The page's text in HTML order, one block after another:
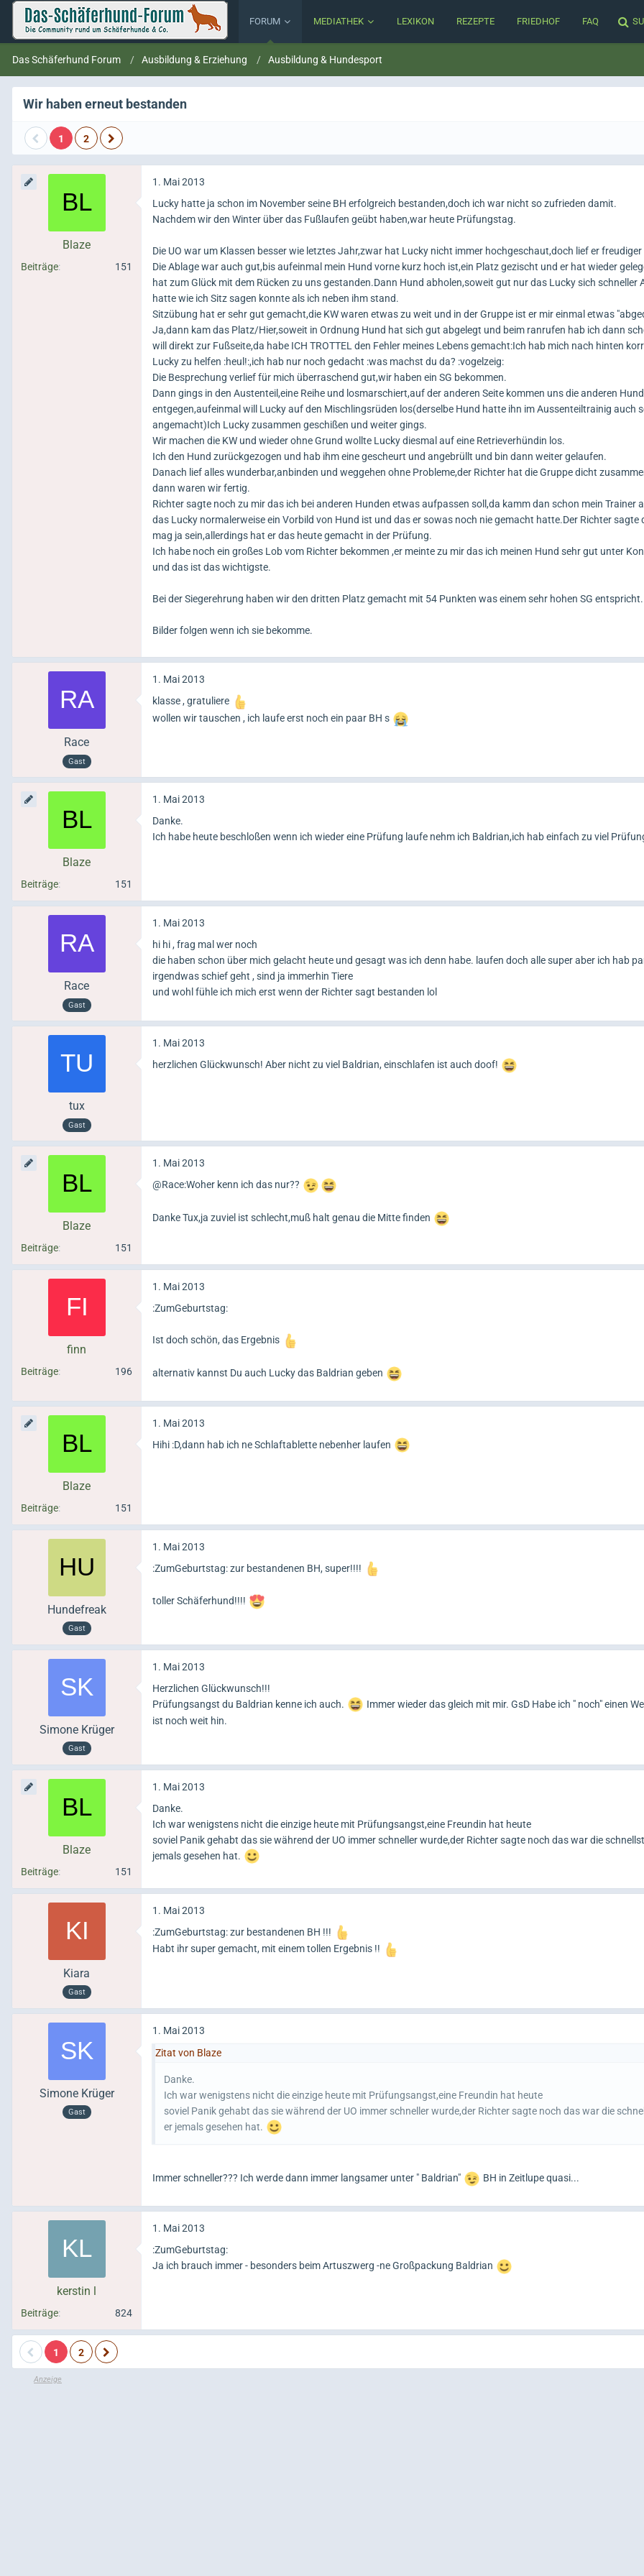
FORUM MEDIATHEK LEXIKON REZEPTE FRIEDHOF FAQ
Das Schäferhund Forum Ausbildung & Erziehung Ausbildung & Hundesport
Wir haben erneut bestanden
1 2
Blaze
Beiträge 151
1. Mai 2013
Lucky hatte ja schon im November seine BH erfolgreich bestanden,doch ich war nicht so zufrieden damit.
Nachdem wir den Winter über das Fußlaufen geübt haben,war heute Prüfungstag.
Die UO war um Klassen besser wie letztes Jahr,zwar hat Lucky nicht immer hochgeschaut,doch lief er freudiger
Die Ablage war auch gut,bis aufeinmal mein Hund vorne kurz hoch ist,ein Platz gezischt und er hat wieder
hat zum Glück mit dem Rücken zu uns gestanden.Dann Hund abholen,soweit gut nur das Lucky sich schneller
hatte wie ich Sitz sagen konnte als ich neben ihm stand.
Sitzübung hat er sehr gut gemacht,die KW waren etwas zu weit und in der Gruppe ist er mir einmal etwas
Ja,dann kam das Platz/Hier,soweit in Ordnung Hund hat sich gut abgelegt und beim ranrufen hab ich dann
will direkt zur Fußseite,da habe ICH TROTTEL den Fehler meines Lebens gemacht:Ich hab mich nach hinten
Lucky zu helfen :heul!:,ich hab nur noch gedacht :was machst du da? :vogelzeig:
Die Besprechung verlief für mich überraschend gut,wir haben ein SG bekommen.
Dann gings in den Austenteil,eine Reihe und losmarschiert,auf der anderen Seite kommen uns die anderen
entgegen,aufeinmal will Lucky auf den Mischlingsrüden los(derselbe Hund hatte ihn im Aussenteiltrainig auch
angemacht)Ich Lucky zusammen geschißen und weiter gings.
Wir machen die KW und wieder ohne Grund wollte Lucky diesmal auf eine Retrieverhündin los.
Ich den Hund zurückgezogen und hab ihm eine gescheurt und angebrüllt und bin dann weiter gelaufen.
Danach lief alles wunderbar,anbinden und weggehen ohne Probleme,der Richter hat die Gruppe dicht
dann waren wir fertig.
Richter sagte noch zu mir das ich bei anderen Hunden etwas aufpassen soll,da kamm dan schon mein Trainer
das Lucky normalerweise ein Vorbild von Hund ist und das er sowas noch nie gemacht hatte.Der Richter sagte
mag ja sein,allerdings hat er das heute gemacht in der Prüfung.
Ich habe noch ein großes Lob vom Richter bekommen ,er meinte zu mir das ich meinen Hund sehr gut unter
und das ist das wichtigste.
Bei der Siegerehrung haben wir den dritten Platz gemacht mit 54 Punkten was einem sehr hohen SG entspricht.
Bilder folgen wenn ich sie bekomme.
Race
Gast
1. Mai 2013
klasse , gratuliere
wollen wir tauschen , ich laufe erst noch ein paar BH s
Blaze
Beiträge 151
1. Mai 2013
Danke.
Ich habe heute beschloßen wenn ich wieder eine Prüfung laufe nehm ich Baldrian,ich hab einfach zu viel
Race
Gast
1. Mai 2013
hi hi , frag mal wer noch
die haben schon über mich gelacht heute und gesagt was ich denn habe. laufen doch alle super aber ich hab
irgendwas schief geht , sind ja immerhin Tiere
und wohl fühle ich mich erst wenn der Richter sagt bestanden lol
tux
Gast
1. Mai 2013
herzlichen Glückwunsch! Aber nicht zu viel Baldrian, einschlafen ist auch doof!
Blaze
Beiträge 151
1. Mai 2013
@Race:Woher kenn ich das nur??
Danke Tux,ja zuviel ist schlecht,muß halt genau die Mitte finden
finn
Beiträge 196
1. Mai 2013
:ZumGeburtstag:
Ist doch schön, das Ergebnis
alternativ kannst Du auch Lucky das Baldrian geben
Blaze
Beiträge 151
1. Mai 2013
Hihi :D,dann hab ich ne Schlaftablette nebenher laufen
Hundefreak
Gast
1. Mai 2013
:ZumGeburtstag: zur bestandenen BH, super!!!!
toller Schäferhund!!!!
Simone Krüger
Gast
1. Mai 2013
Herzlichen Glückwunsch!!!
Prüfungsangst du Baldrian kenne ich auch.
Immer wieder das gleich mit mir. GsD Habe ich " noch" einen
ist noch weit hin.
Blaze
Beiträge 151
1. Mai 2013
Danke.
Ich war wenigstens nicht die einzige heute mit Prüfungsangst,eine Freundin hat heute
soviel Panik gehabt das sie während der UO immer schneller wurde,der Richter sagte noch das war die
jemals gesehen hat.
Kiara
Gast
1. Mai 2013
:ZumGeburtstag: zur bestandenen BH !!!
Habt ihr super gemacht, mit einem tollen Ergebnis !!
Simone Krüger
Gast
1. Mai 2013
Zitat von Blaze
Danke.
Ich war wenigstens nicht die einzige heute mit Prüfungsangst,eine Freundin hat heute
soviel Panik gehabt das sie während der UO immer schneller wurde,der Richter sagte noch das war die
er jemals gesehen hat.
Immer schneller??? Ich werde dann immer langsamer unter " Baldrian" BH in Zeitlupe quasi...
kerstin l
Beiträge 824
1. Mai 2013
:ZumGeburtstag:
Ja ich brauch immer - besonders beim Artuszwerg -ne Großpackung Baldrian
1 2